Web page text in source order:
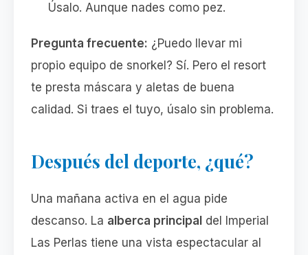
Úsalo. Aunque nades como pez.
Pregunta frecuente: ¿Puedo llevar mi
propio equipo de snorkel? Sí. Pero el resort
te presta máscara y aletas de buena
calidad. Si traes el tuyo, úsalo sin problema.
Después del deporte, ¿qué?
Una mañana activa en el agua pide
descanso. La alberca principal del Imperial
Las Perlas tiene una vista espectacular al